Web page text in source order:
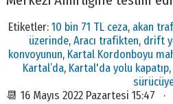
Etiketler: 10 bin 71 TL ceza, akan
üzerinde, Aracı trafikten, drift
konvoyunun, Kartal Kordonboyu
Kartal’da, Kartal'da yolu kapatıp,
📆 16 Mayıs 2022 Pazartesi 15:47